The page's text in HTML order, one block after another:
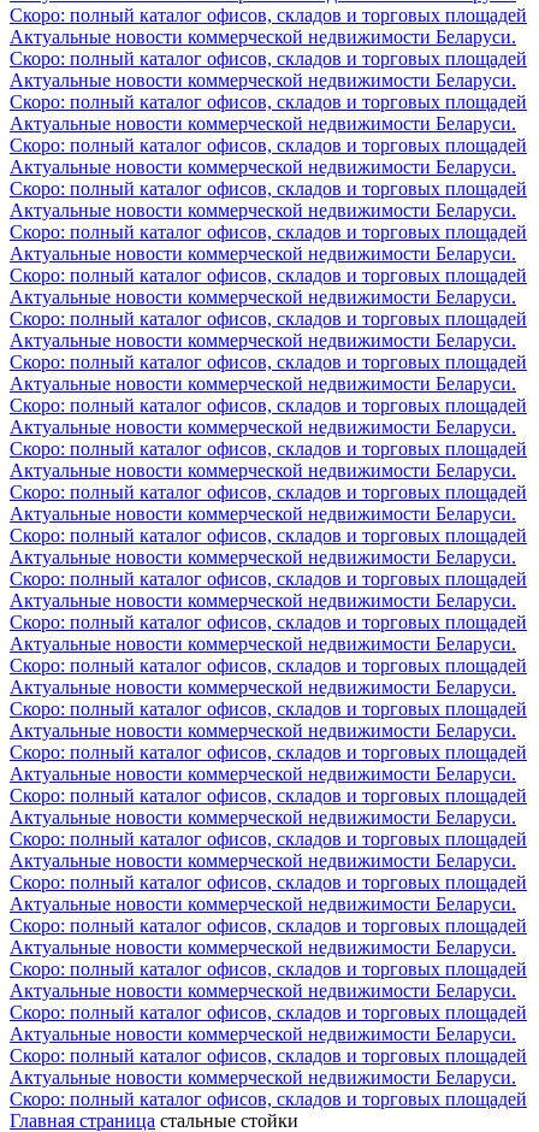
Скоро: полный каталог офисов, складов и торговых площадей
Актуальные новости коммерческой недвижимости Беларуси.
Скоро: полный каталог офисов, складов и торговых площадей
Актуальные новости коммерческой недвижимости Беларуси.
Скоро: полный каталог офисов, складов и торговых площадей
Актуальные новости коммерческой недвижимости Беларуси.
Скоро: полный каталог офисов, складов и торговых площадей
Актуальные новости коммерческой недвижимости Беларуси.
Скоро: полный каталог офисов, складов и торговых площадей
Актуальные новости коммерческой недвижимости Беларуси.
Скоро: полный каталог офисов, складов и торговых площадей
Актуальные новости коммерческой недвижимости Беларуси.
Скоро: полный каталог офисов, складов и торговых площадей
Актуальные новости коммерческой недвижимости Беларуси.
Скоро: полный каталог офисов, складов и торговых площадей
Актуальные новости коммерческой недвижимости Беларуси.
Скоро: полный каталог офисов, складов и торговых площадей
Актуальные новости коммерческой недвижимости Беларуси.
Скоро: полный каталог офисов, складов и торговых площадей
Актуальные новости коммерческой недвижимости Беларуси.
Скоро: полный каталог офисов, складов и торговых площадей
Актуальные новости коммерческой недвижимости Беларуси.
Скоро: полный каталог офисов, складов и торговых площадей
Актуальные новости коммерческой недвижимости Беларуси.
Скоро: полный каталог офисов, складов и торговых площадей
Актуальные новости коммерческой недвижимости Беларуси.
Скоро: полный каталог офисов, складов и торговых площадей
Актуальные новости коммерческой недвижимости Беларуси.
Скоро: полный каталог офисов, складов и торговых площадей
Актуальные новости коммерческой недвижимости Беларуси.
Скоро: полный каталог офисов, складов и торговых площадей
Актуальные новости коммерческой недвижимости Беларуси.
Скоро: полный каталог офисов, складов и торговых площадей
Актуальные новости коммерческой недвижимости Беларуси.
Скоро: полный каталог офисов, складов и торговых площадей
Актуальные новости коммерческой недвижимости Беларуси.
Скоро: полный каталог офисов, складов и торговых площадей
Актуальные новости коммерческой недвижимости Беларуси.
Скоро: полный каталог офисов, складов и торговых площадей
Актуальные новости коммерческой недвижимости Беларуси.
Скоро: полный каталог офисов, складов и торговых площадей
Актуальные новости коммерческой недвижимости Беларуси.
Скоро: полный каталог офисов, складов и торговых площадей
Актуальные новости коммерческой недвижимости Беларуси.
Скоро: полный каталог офисов, складов и торговых площадей
Актуальные новости коммерческой недвижимости Беларуси.
Скоро: полный каталог офисов, складов и торговых площадей
Актуальные новости коммерческой недвижимости Беларуси.
Скоро: полный каталог офисов, складов и торговых площадей
Актуальные новости коммерческой недвижимости Беларуси.
Скоро: полный каталог офисов, складов и торговых площадей
Главная страница стальные стойки